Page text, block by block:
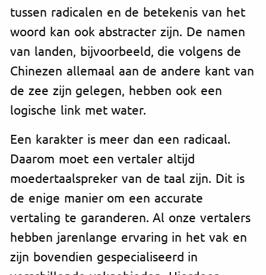
tussen radicalen en de betekenis van het
woord kan ook abstracter zijn. De namen
van landen, bijvoorbeeld, die volgens de
Chinezen allemaal aan de andere kant van
de zee zijn gelegen, hebben ook een
logische link met water.
Een karakter is meer dan een radicaal.
Daarom moet een vertaler altijd
moedertaalspreker van de taal zijn. Dit is
de enige manier om een accurate
vertaling te garanderen. Al onze vertalers
hebben jarenlange ervaring in het vak en
zijn bovendien gespecialiseerd in